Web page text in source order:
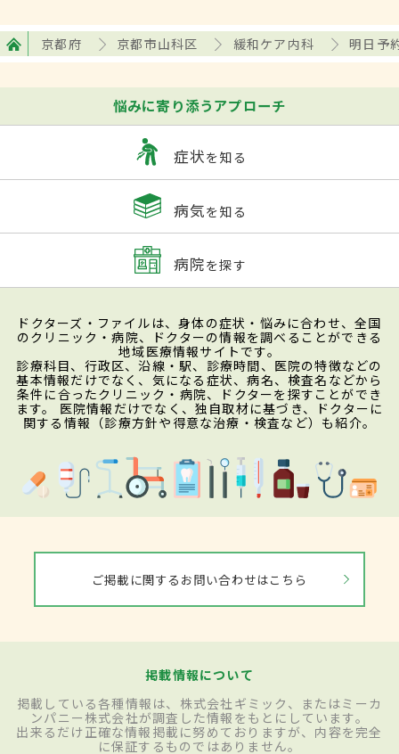
京都府 京都市山科区 緩和ケア内科 明日予
悩みに寄り添うアプローチ
症状を知る
病気を知る
病院を探す
ドクターズ・ファイルは、身体の症状・悩みに合わせ、全国
のクリニック・病院、ドクターの情報を調べることができる
地域医療情報サイトです。
診療科目、行政区、沿線・駅、診療時間、医院の特徴などの
基本情報だけでなく、気になる症状、病名、検査名などから
条件に合ったクリニック・病院、ドクターを探すことができ
ます。 医院情報だけでなく、独自取材に基づき、ドクターに
関する情報（診療方針や得意な治療・検査など）も紹介。
ご掲載に関するお問い合わせはこちら
掲載情報について
掲載している各種情報は、株式会社ギミック、またはミーカ
ンパニー株式会社が調査した情報をもとにしています。
出来るだけ正確な情報掲載に努めておりますが、内容を完全
に保証するものではありません。